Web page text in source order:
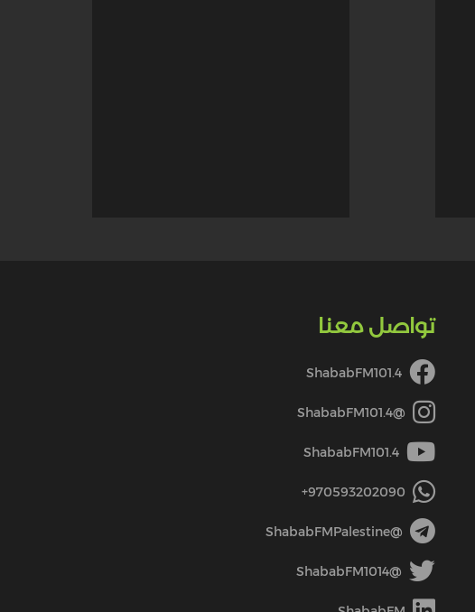
تواصل معنا
ShababFM101.4
@ShababFM101.4
ShababFM101.4
970593202090+
@ShababFMPalestine
@ShababFM1014